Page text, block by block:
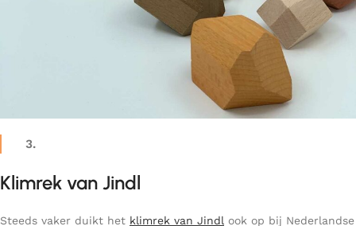
3.
Klimrek van Jindl
Steeds vaker duikt het klimrek van Jindl ook op bij Nederlandse